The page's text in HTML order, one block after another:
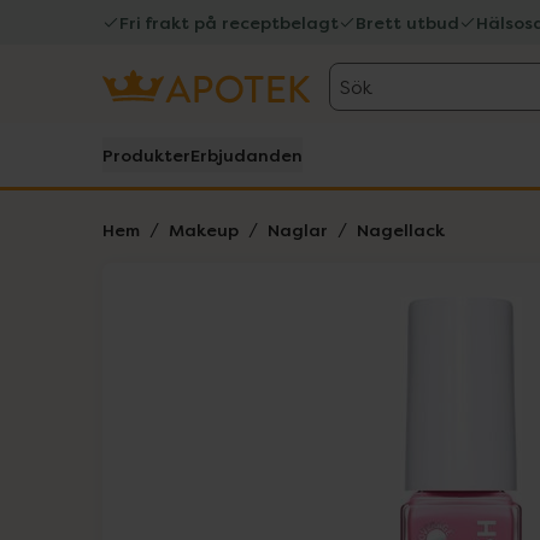
Fri frakt på receptbelagt Brett utbud
Sök
ProdukterErbjudanden
Hem Makeup Naglar Nagellack